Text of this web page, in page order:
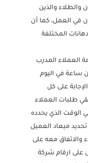
والطلاء والذين
في العمل، كما أن
المختلفة
العملاء المدرب
ساعة في اليوم
على كل
طلبات العملاء
الوقت الذي يحدده
ميعاد العميل
والاتفاق معه على
على ارقام شركة